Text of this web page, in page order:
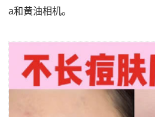
a和黄油相机。